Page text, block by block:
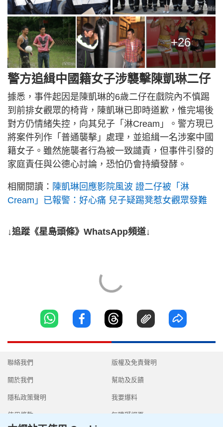
+26
警方追緝中國籍女子涉襲擊陳凱琳二仔
據悉，事件起因是陳凱琳的6歲二仔在戲院內不慎踢
到前排女觀眾的椅背，陳凱琳已即時道歉，惟完場後
對方仍情緒失控，向其兒子「淋Cream」。警方現已
將案件列作「普通襲擊」處理，並追緝一名涉案中國
籍女子。雖然施襲者行為被一致譴責，但事件引發的
家庭責任與公德心討論，恐怕仍會持續發酵。
相關閱讀： 陳凱琳回應影院風波 證二仔被「淋
Cream」已報警：好心痛 兒子疑踢凳惹女觀眾發難
↓追蹤《星島頭條》WhatsApp頻道↓
聯絡我們
關於我們
隱私政策聲明
使用條款
版權及免責聲明
幫助及反饋
我要爆料
無障礙網頁